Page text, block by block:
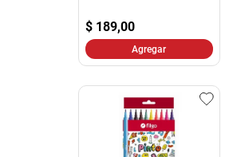
$ 189,00
Agregar